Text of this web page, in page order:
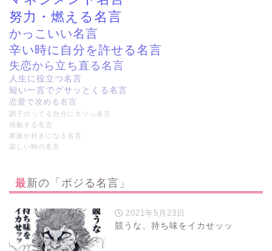
努力・燃える名言
かっこいい名言
辛い時に自分を許せる名言
失恋から立ち直る名言
人生に役立つ名言
短い一言でグサッとくる名言
恋愛で攻める名言
調子のってる自分にカツっ名言
感動する名言
家族が好きになる名言
寂しい時の名言
最新の「ポジる名言」
2021年5月23日
競うな、持ち味をイカせッッ